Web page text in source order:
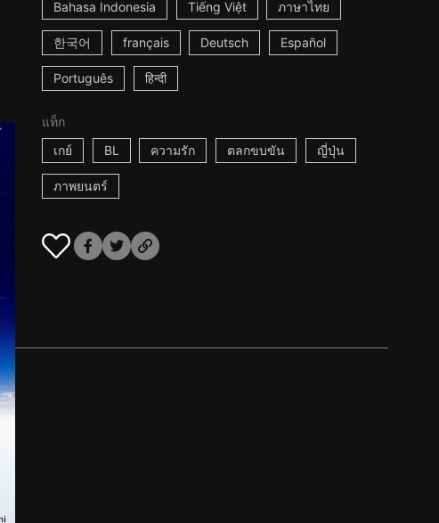
Bahasa Indonesia Tiếng Việt ภาษาไทย
한국어 français Deutsch Español
Português हिन्दी
แท็ก
เกย์
BL ความรัก ตลกขบขัน ญี่ปุ่น
ภาพยนตร์